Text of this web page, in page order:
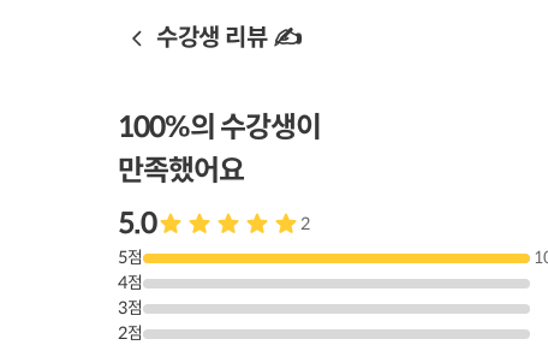
수강생 리뷰 ✍️
100%의 수강생이
만족했어요
5.0
2
5점
4점
3점
2점